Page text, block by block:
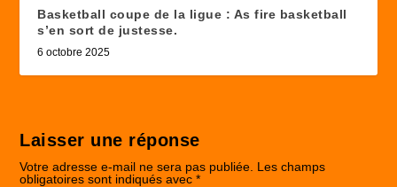
Basketball coupe de la ligue : As fire basketball
s’en sort de justesse.
6 octobre 2025
Laisser une réponse
Votre adresse e-mail ne sera pas publiée. Les champs
obligatoires sont indiqués avec*